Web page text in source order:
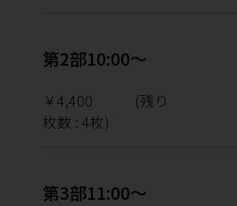
第2部10:00～
￥4,400 (残り
枚数 : 4枚)
第3部11:00～